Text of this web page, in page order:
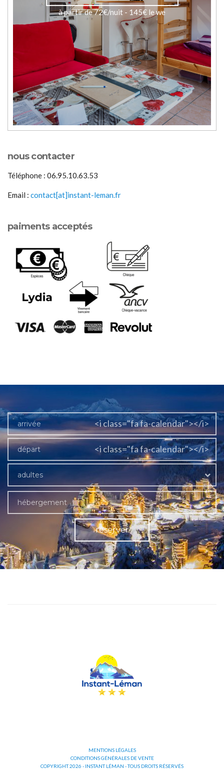
à partir de 72€/nuit - 145€ le we
nous contacter
Téléphone : 06.95.10.63.53
Email : contact[at]instant-leman.fr
paiments acceptés
<i class="fa fa-calendar"></i>
<i class="fa fa-calendar"></i>
adultes
hébergement
réserver
MENTIONS LÉGALES
CONDITIONS GÉNÉRALES DE VENTE
COPYRIGHT 2026 - INSTANT LÉMAN - TOUS DROITS RÉSERVÉS